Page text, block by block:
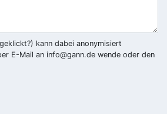
kann dabei anonymisiert
E-Mail an info@gann.de wende oder den